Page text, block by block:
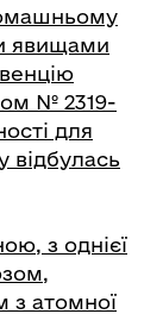
явищами
№ 2319-
для
відбулась
з однієї
з атомної